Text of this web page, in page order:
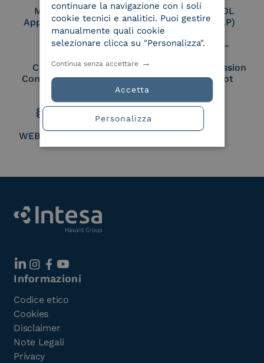
Membro Adobe
Approved Trust List
Certified PEPPOL
Access Point (AP)
Cloud Signature
Consortium Member
European Commission
Large Scale Pilot
WEBUILD Consortium
Informazioni
Codice etico
Cookies
Disclaimer
Note Legali
Privacy
continuare la navigazione con i soli
cookie tecnici e analitici. Puoi gestire
manualmente quali cookie
selezionare clicca su "Personalizza".
Accetta
Continua senza accettare
Personalizza